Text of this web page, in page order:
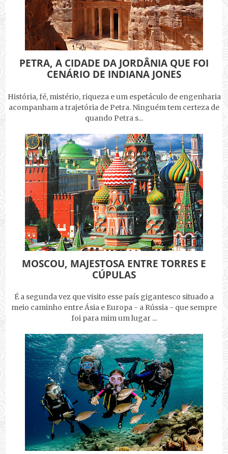
PETRA, A CIDADE DA JORDÂNIA QUE FOI
CENÁRIO DE INDIANA JONES
História, fé, mistério, riqueza e um espetáculo de engenharia
acompanham a trajetória de Petra. Ninguém tem certeza de
quando Petra s...
MOSCOU, MAJESTOSA ENTRE TORRES E
CÚPULAS
É a segunda vez que visito esse país gigantesco situado a
meio caminho entre Ásia e Europa - a Rússia - que sempre
foi para mim um lugar ...